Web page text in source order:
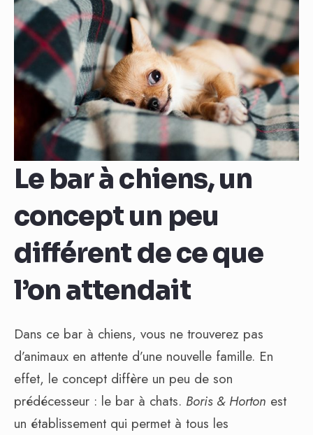
Le bar à chiens, un
concept un peu
différent de ce que
l’on attendait
Dans ce bar à chiens, vous ne trouverez pas
d’animaux en attente d’une nouvelle famille. En
effet, le concept diffère un peu de son
prédécesseur : le bar à chats. Boris & Horton est
un établissement qui permet à tous les